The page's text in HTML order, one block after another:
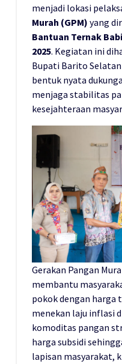
menjadi lokasi
Murah (GPM) yang
Bantuan Ternak Babi
2025. Kegiatan ini
Bupati Barito Selatan
bentuk nyata
menjaga stabilitas
kesejahteraan
Gerakan Pangan
membantu
pokok dengan harga
menekan laju inflasi
komoditas pangan
harga subsidi
lapisan masyarakat,